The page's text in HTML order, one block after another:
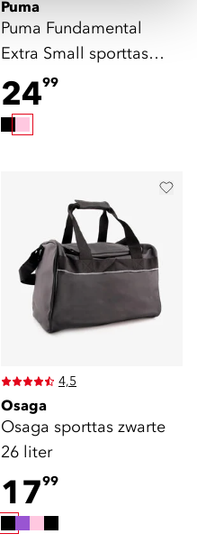
Puma
Puma Fundamental
Extra Small sporttas
roze
2499
4,5
Osaga
Osaga sporttas zwarte
26 liter
1799